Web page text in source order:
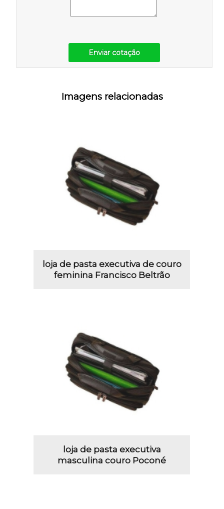
Enviar cotação
Imagens relacionadas
loja de pasta executiva de couro
feminina Francisco Beltrão
loja de pasta executiva
masculina couro Poconé